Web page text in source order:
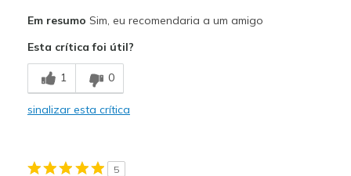
Breathe Well
Comfortable
Em resumo Sim, eu recomendaria a um amigo
Esta crítica foi útil?
1 0
sinalizar esta crítica
5